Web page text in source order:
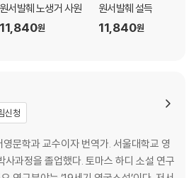
원서발췌 노생거 사원
11,840원
원서발췌 설득
11,840원
신청
문학과 교수이자 번역가. 서울대학교 영
사과정을 졸업했다. 토마스 하디 소설 연구